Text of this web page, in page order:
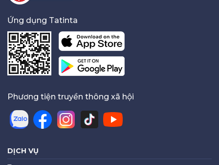
Ứng dụng Tatinta
Phương tiện truyền thông xã hội
DỊCH VỤ